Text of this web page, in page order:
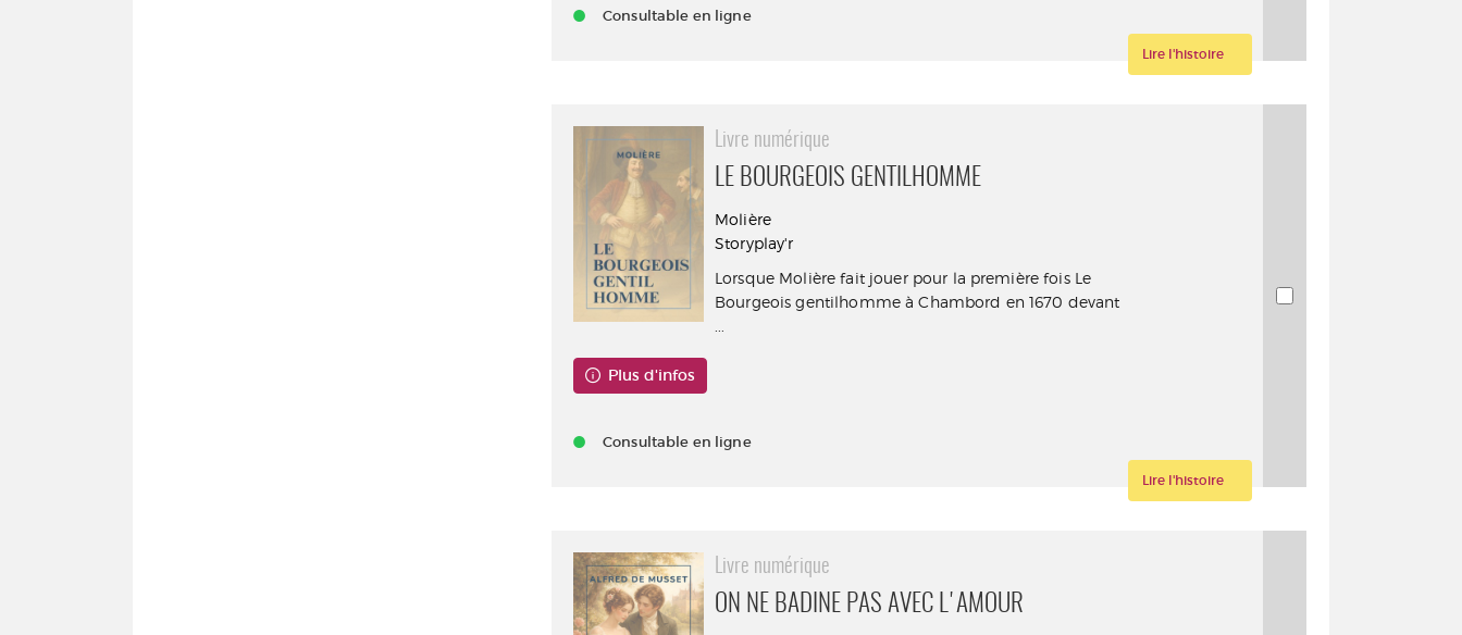
Consultable en ligne
Lire l'histoire
Livre numérique
LE BOURGEOIS GENTILHOMME
Molière
Storyplay'r
Lorsque Molière fait jouer pour la première fois Le
Bourgeois gentilhomme à Chambord en 1670 devant
Plus d'infos
Consultable en ligne
Lire l'histoire
Livre numérique
ON NE BADINE PAS AVEC L'AMOUR